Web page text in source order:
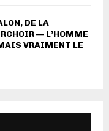
DE LA
— L’HOMME
VRAIMENT LE